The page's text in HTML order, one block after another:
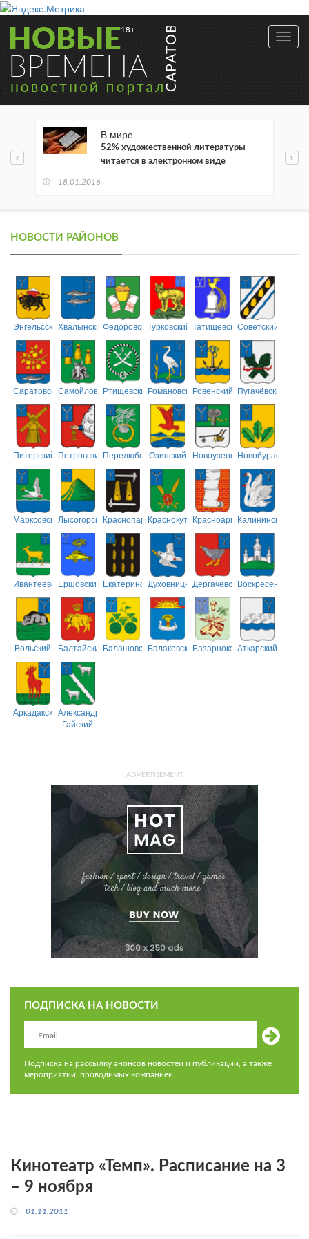
В мире
52% художественной литературы
читается в электронном виде
18.01.2016
НОВОСТИ РАЙОНОВ
ЭнгельсскийХвалынскийФёдоровскийТурковский ТатищевскийСоветский
СаратовскийСамойловскийРтищевскийРомановскийРовенский Пугачёвский
Питерский ПетровскийПерелюбскийОзинский НовоузенскийНовобурасский
МарксовскийЛысогорскийКраснопартизанский
КраснокутскийКрасноармейский
Калининский
ИвантеевскийЕршовский ЕкатериновскийДуховницкийДергачёвскийВоскресенский
Вольский БалтайскийБалашовскийБалаковскийБазарнокарабулакский
Аткарский
АркадакскийАлександрово-
Гайский
ADVERTISEMENT
ПОДПИСКА НА НОВОСТИ
Подписка на рассылку анонсов новостей и публикаций, а также
мероприятий, проводимых компанией.
Кинотеатр «Темп». Расписание на 3
– 9 ноября
01.11.2011